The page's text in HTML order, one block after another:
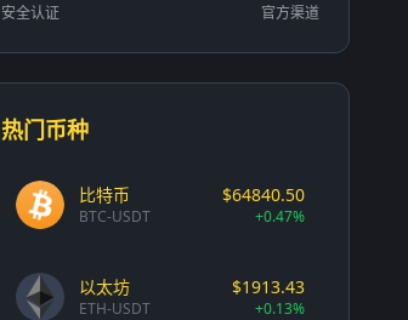
安全认证 官方渠道
热门币种
比特币
BTC-USDT
$64840.50
+0.47%
以太坊
ETH-USDT
$1913.43
+0.13%